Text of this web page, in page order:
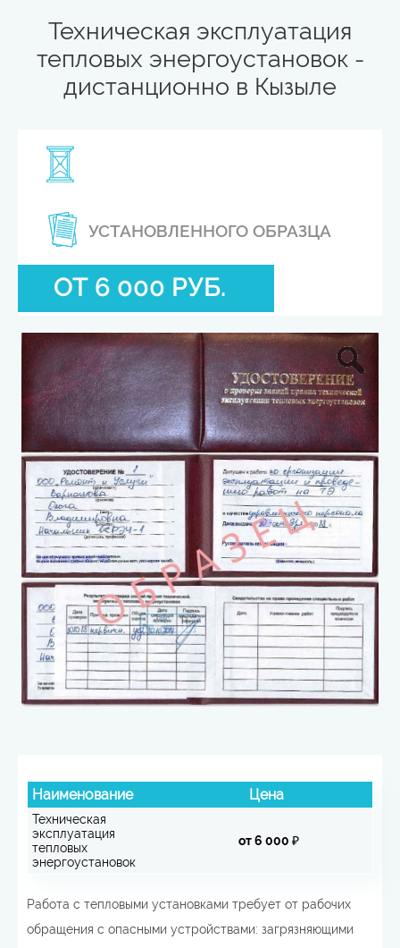
Техническая эксплуатация
тепловых энергоустановок -
дистанционно в Кызыле
УСТАНОВЛЕННОГО ОБРАЗЦА
ОТ 6 000 РУБ.
Наименование Цена
Техническая
эксплуатация
тепловых
энергоустановок
от 6 000 ₽
Работа с тепловыми установками требует от рабочих
обращения с опасными устройствами: загрязняющими